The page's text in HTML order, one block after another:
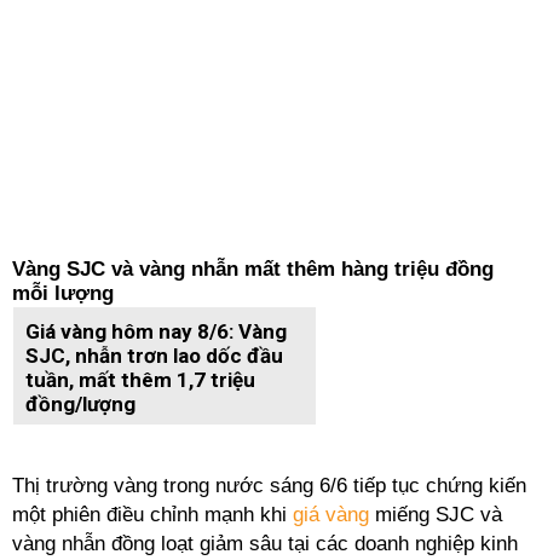
Vàng SJC và vàng nhẫn mất thêm hàng triệu đồng
mỗi lượng
Giá vàng hôm nay 8/6: Vàng
SJC, nhẫn trơn lao dốc đầu
tuần, mất thêm 1,7 triệu
đồng/lượng
Thị trường vàng trong nước sáng 6/6 tiếp tục chứng kiến
một phiên điều chỉnh mạnh khi giá vàng miếng SJC và
vàng nhẫn đồng loạt giảm sâu tại các doanh nghiệp kinh